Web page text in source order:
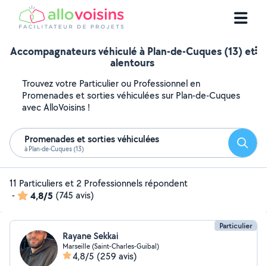
Accompagnateurs véhiculé à Plan-de-Cuques (13) et
alentours
Trouvez votre Particulier ou Professionnel en
Promenades et sorties véhiculées sur Plan-de-Cuques
avec AlloVoisins !
Promenades et sorties véhiculées
à Plan-de-Cuques (13)
11 Particuliers et 2 Professionnels répondent
-
4,8/5 (745 avis)
Particulier
Rayane Sekkai
Marseille (Saint-Charles-Guibal)
4,8/5 (259 avis)